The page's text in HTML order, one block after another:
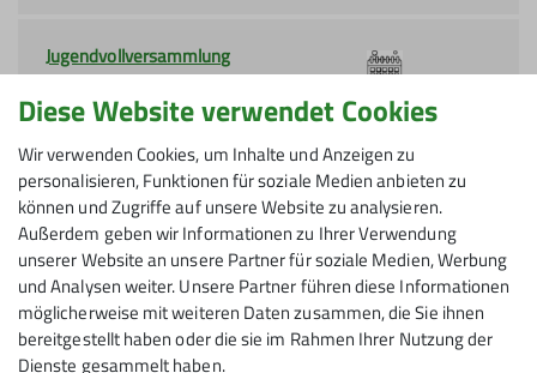
Jugendvollversammlung
12.11.2026
Kondition
Technik
Details
Diese Website verwendet Cookies
Wir verwenden Cookies, um Inhalte und Anzeigen zu
personalisieren, Funktionen für soziale Medien anbieten zu
können und Zugriffe auf unsere Website zu analysieren.
Außerdem geben wir Informationen zu Ihrer Verwendung
unserer Website an unsere Partner für soziale Medien, Werbung
und Analysen weiter. Unsere Partner führen diese Informationen
möglicherweise mit weiteren Daten zusammen, die Sie ihnen
bereitgestellt haben oder die sie im Rahmen Ihrer Nutzung der
Dienste gesammelt haben.